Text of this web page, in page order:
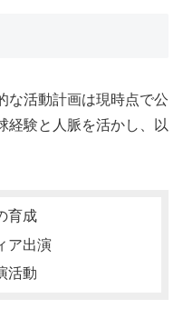
な活動計画は現時点で公
経験と人脈を活かし、以
育成
ア出演
活動